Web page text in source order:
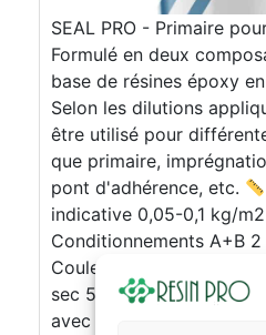
SEAL PRO - Primaire
Formulé en deux
base de résines époxy
Selon les dilutions
être utilisé pour
que primaire,
pont d'adhérence, etc.
indicative 0,05-0,1 kg/m2
Conditionnements A+B
Couleurs Trasparent
sec 50% v/v Propriétés
avec excellente